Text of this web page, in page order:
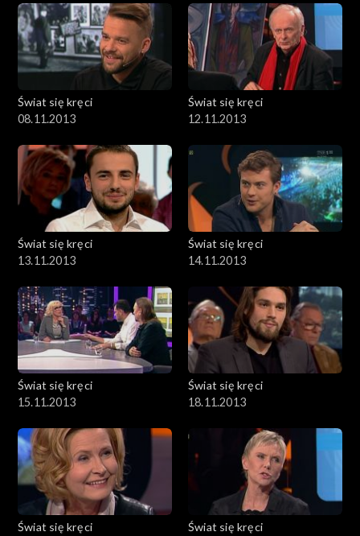
Świat się kręci
08.11.2013
Świat się kręci
12.11.2013
Świat się kręci
13.11.2013
Świat się kręci
14.11.2013
Świat się kręci
15.11.2013
Świat się kręci
18.11.2013
Świat się kręci
Świat się kręci